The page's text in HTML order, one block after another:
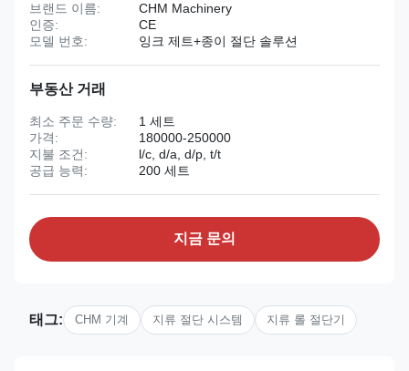
브랜드 이름:
CHM Machinery
인증:
CE
모델 번호:
잉크 제트+종이 절단 솔루션
부동산 거래
최소 주문 수량:
1 세트
가격:
180000-250000
지불 조건:
l/c, d/a, d/p, t/t
공급 능력:
200 세트
지금 문의
태그: CHM 기계 지류 절단 시스템 지류 롤 절단기